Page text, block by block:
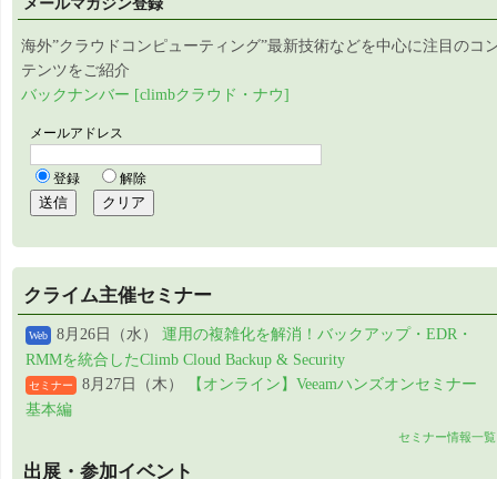
メールマガジン登録
海外”クラウドコンピューティング”最新技術などを中心に注目のコ
テンツをご紹介
バックナンバー [climbクラウド・ナウ]
クライム主催セミナー
Web 8月26日（水） 運用の複雑化を解消！バックアップ・EDR・
RMMを統合したClimb Cloud Backup & Security
セミナー 8月27日（木）
【オンライン】Veeamハンズオンセミナー
基本編
セミナー情報一覧
出展・参加イベント